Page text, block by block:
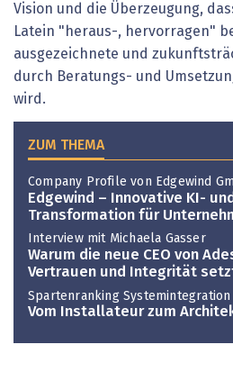
Vision und die Überzeugung,
Latein "heraus-, hervorragen"
ausgezeichnete und
durch Beratungs- und
wird.
ZUM THEMA
Company Profile von Edgewind
Edgewind – Innovative KI-
Transformation für
Interview mit Michaela Gasser
Warum die neue CEO von
Vertrauen und Integrität
Spartenranking Systemintegration
Vom Installateur zum